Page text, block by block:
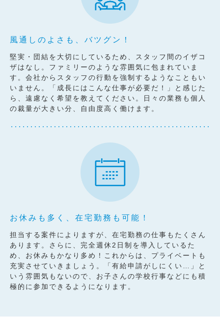
風通しのよさも、バツグン！
堅実・団結を大切にしているため、スタッフ間のイザコ
ザはなし。ファミリーのような雰囲気に包まれていま
す。会社からスタッフの行動を強制するようなこともい
いません。「成長にはこんな仕事が必要だ！」と感じた
ら、遠慮なく希望を教えてください。日々の業務も個人
の裁量が大きい分、自由度高く働けます。
お休みも多く、在宅勤務も可能！
担当する案件によりますが、在宅勤務の仕事もたくさん
あります。さらに、完全週休2日制を導入しているた
め、お休みもかなり多め！これからは、プライベートも
充実させていきましょう。「有給申請がしにくい…」と
いう雰囲気もないので、お子さんの学校行事などにも積
極的に参加できるようになります。